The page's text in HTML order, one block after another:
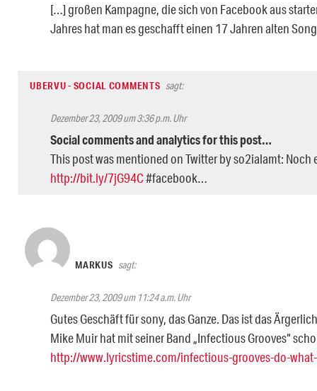
[…] großen Kampagne, die sich von Facebook aus
Jahres hat man es geschafft einen 17 Jahren alten
UBERVU - SOCIAL COMMENTS sagt:
Dezember 23, 2009 um 3:36 p.m. Uhr
Social comments and analytics for this post…
This post was mentioned on Twitter by so2ialamt:
http://bit.ly/7jG94C#facebook…
MARKUS sagt:
Dezember 23, 2009 um 11:24 a.m. Uhr
Gutes Geschäft für sony, das Ganze. Das ist das
Mike Muir hat mit seiner Band „Infectious Grooves“
http://www.lyricstime.com/infectious-grooves-do-